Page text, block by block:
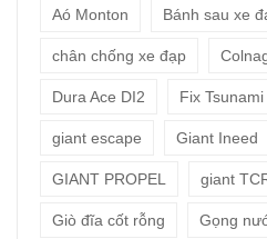
Aó Monton Bánh sau xe
chân chống xe đạp
Dura Ace DI2 Fix Tsunami
giant escape Giant Ineed
GIANT PROPEL giant
Giò đĩa cốt rỗng Gọng